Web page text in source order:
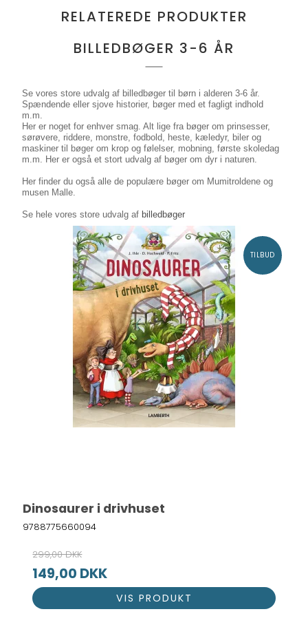
RELATEREDE PRODUKTER
BILLEDBØGER 3-6 ÅR
Se vores store udvalg af billedbøger til børn i alderen 3-6 år.
Spændende eller sjove historier, bøger med et fagligt indhold
m.m.
Her er noget for enhver smag. Alt lige fra bøger om prinsesser,
sørøvere, riddere, monstre, fodbold, heste, kæledyr, biler og
maskiner til bøger om krop og følelser, mobning, første skoledag
m.m. Her er også et stort udvalg af bøger om dyr i naturen.
Her finder du også alle de populære bøger om Mumitroldene og
musen Malle.
Se hele vores store udvalg af billedbøger
TILBUD
Dinosaurer i drivhuset
9788775660094
299,00 DKK
149,00 DKK
VIS PRODUKT